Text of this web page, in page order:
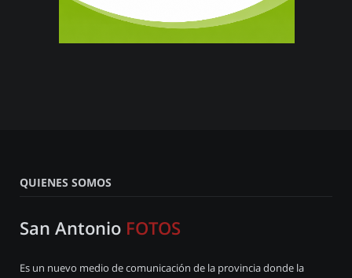
QUIENES SOMOS
San Antonio FOTOS
Es un nuevo medio de comunicación de la provincia donde la